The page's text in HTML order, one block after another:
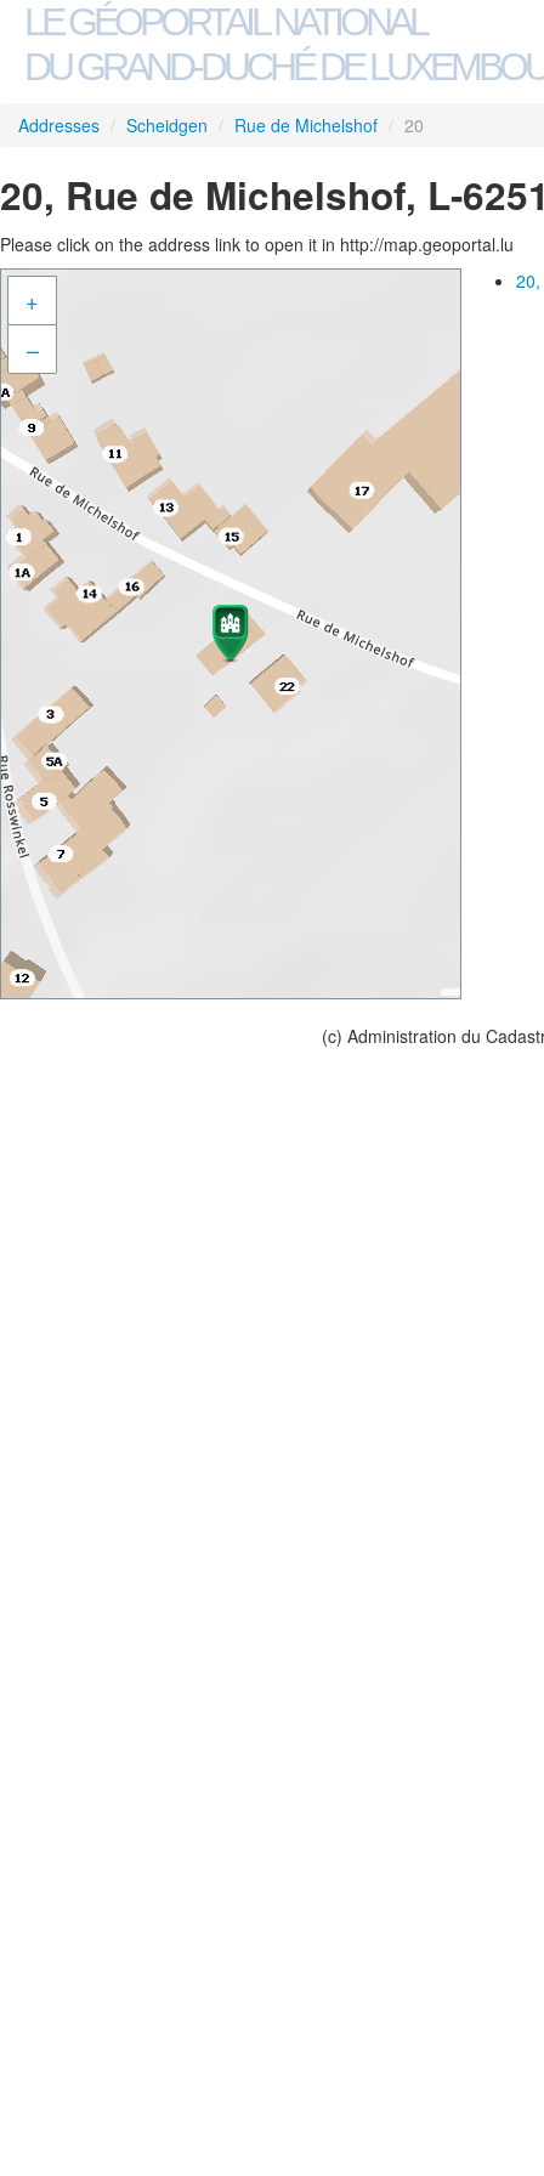
LE GÉOPORTAIL NATIONAL
DU GRAND-DUCHÉ DE
Addresses / Scheidgen / Rue de Michelshof / 20
20, Rue de Michelshof, L-
Please click on the address link to open it in http://map.geoportal.lu
+
–
(c) Administration du